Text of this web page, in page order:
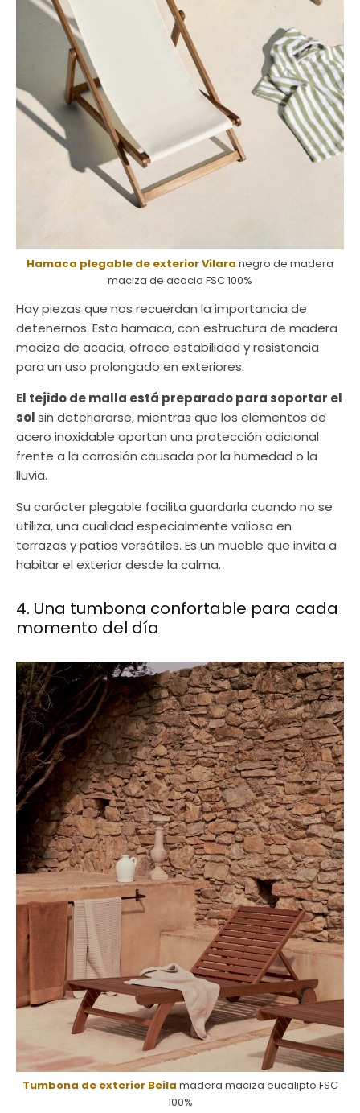
Hamaca plegable de exterior Vilara negro de madera
maciza de acacia FSC 100%
Hay piezas que nos recuerdan la importancia de
detenernos. Esta hamaca, con estructura de madera
maciza de acacia, ofrece estabilidad y resistencia
para un uso prolongado en exteriores.
El tejido de malla está preparado para soportar el
solsin deteriorarse, mientras que los elementos de
acero inoxidable aportan una protección adicional
frente a la corrosión causada por la humedad o la
lluvia.
Su carácter plegable facilita guardarla cuando no se
utiliza, una cualidad especialmente valiosa en
terrazas y patios versátiles. Es un mueble que invita a
habitar el exterior desde la calma.
4. Una tumbona confortable para cada
momento del día
Tumbona de exterior Beila madera maciza eucalipto FSC
100%